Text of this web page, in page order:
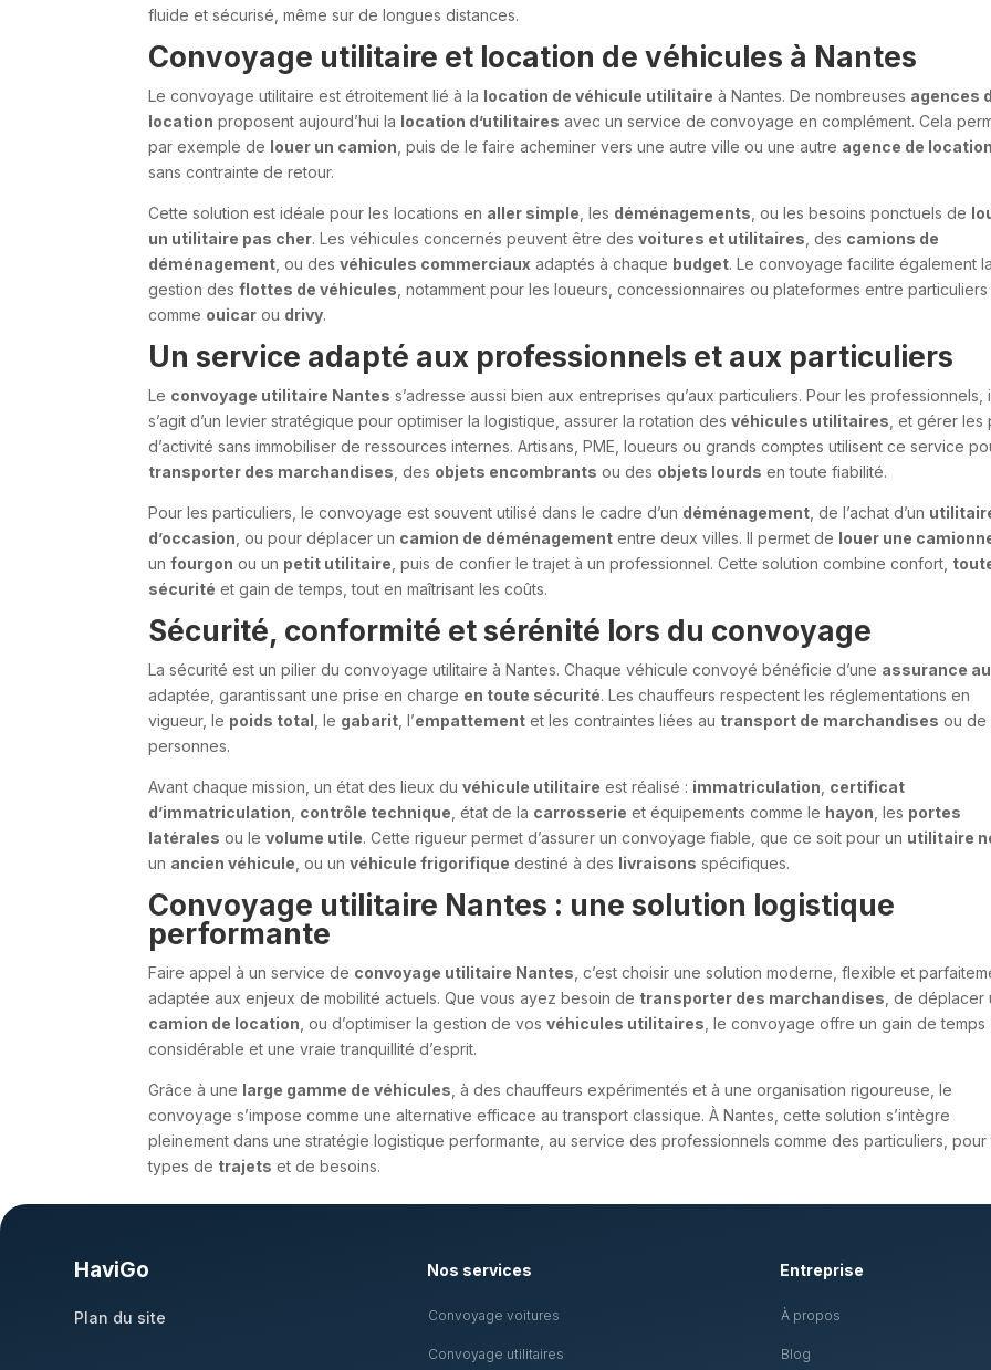
fluide et sécurisé, même sur de longues distances.
Convoyage utilitaire et location de véhicules à Nantes
Le convoyage utilitaire est étroitement lié à la location de véhicule utilitaire à Nantes. De nombreuses agences
location proposent aujourd’hui la location d’utilitaires avec un service de convoyage en complément. Cela
par exemple de louer un camion , puis de le faire acheminer vers une autre ville ou une autre agence de location
sans contrainte de retour.
Cette solution est idéale pour les locations en aller simple , les déménagements , ou les besoins ponctuels de
un utilitaire pas cher. Les véhicules concernés peuvent être desvoitures et utilitaires , des camions de
déménagement , ou desvéhicules commerciaux adaptés à chaque budget. Le convoyage facilite également la
gestion desflottes de véhicules , notamment pour les loueurs, concessionnaires ou plateformes entre particuliers
comme ouicar ou drivy.
Un service adapté aux professionnels et aux particuliers
Le convoyage utilitaire Nantes s’adresse aussi bien aux entreprises qu’aux particuliers. Pour les professionnels,
s’agit d’un levier stratégique pour optimiser la logistique, assurer la rotation desvéhicules utilitaires , et gérer les
d’activité sans immobiliser de ressources internes. Artisans, PME, loueurs ou grands comptes utilisent ce service
transporter des marchandises , des objets encombrants ou des objets lourds en toute fiabilité.
Pour les particuliers, le convoyage est souvent utilisé dans le cadre d’un déménagement , de l’achat d’un
d’occasion , ou pour déplacer un camion de déménagement entre deux villes. Il permet de louer une
unfourgon ou un petit utilitaire , puis de confier le trajet à un professionnel. Cette solution combine confort,
sécurité et gain de temps, tout en maîtrisant les coûts.
Sécurité, conformité et sérénité lors du convoyage
La sécurité est un pilier du convoyage utilitaire à Nantes. Chaque véhicule convoyé bénéficie d’une assurance
adaptée, garantissant une prise en charge en toute sécurité. Les chauffeurs respectent les réglementations en
vigueur, le poids total , le gabarit , l’empattement et les contraintes liées au transport de marchandises ou de
personnes.
Avant chaque mission, un état des lieux duvéhicule utilitaire est réalisé : immatriculation certificat
d’immatriculation contrôle technique , état de la carrosserie et équipements comme le hayon , les portes
latérales ou levolume utile. Cette rigueur permet d’assurer un convoyage fiable, que ce soit pour un utilitaire
un ancien véhicule , ou unvéhicule frigorifique destiné à des livraisons spécifiques.
Convoyage utilitaire Nantes : une solution logistique
performante
Faire appel à un service de convoyage utilitaire Nantes , c’est choisir une solution moderne, flexible et
adaptée aux enjeux de mobilité actuels. Que vous ayez besoin de transporter des marchandises , de déplacer
camion de location , ou d’optimiser la gestion de vosvéhicules utilitaires , le convoyage offre un gain de temps
considérable et une vraie tranquillité d’esprit.
Grâce à une large gamme de véhicules , à des chauffeurs expérimentés et à une organisation rigoureuse, le
convoyage s’impose comme une alternative efficace au transport classique. À Nantes, cette solution s’intègre
pleinement dans une stratégie logistique performante, au service des professionnels comme des particuliers, pour
types de trajets et de besoins.
HaviGo
Plan du site
Nos services
Convoyage voitures
Convoyage utilitaires
Entreprise
À propos
Blog